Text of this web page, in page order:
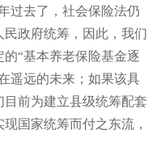
过去了，社会保险法仍
政府统筹，因此，我们
的“基本养老保险基金逐
遥远的未来；如果该具
前为建立县级统筹配套
国家统筹而付之东流，